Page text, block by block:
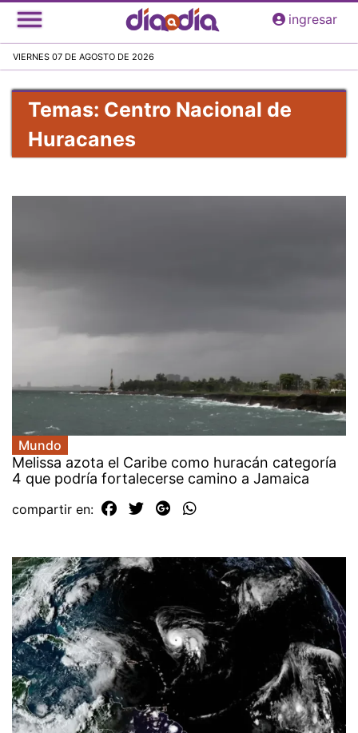
Pasar
al
principal
ingresar
VIERNES 07 DE AGOSTO DE 2026
Temas: Centro Nacional de
Huracanes
Mundo
Melissa azota el Caribe como huracán categoría
4 que podría fortalecerse camino a Jamaica
compartir en: